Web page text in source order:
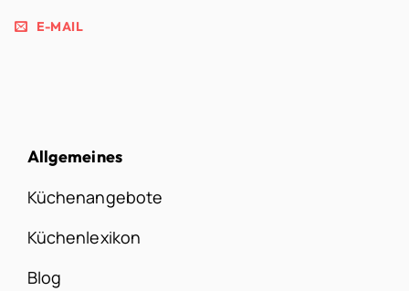
E-MAIL
Allgemeines
Küchenangebote
Küchenlexikon
Blog